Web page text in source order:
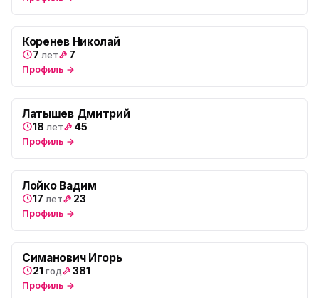
ю
Юмедиа Сервис в Колпино
ул. Тверская 60, Колпино
Коренев Николай
7 лет 7
Профиль →
Латышев Дмитрий
18 лет 45
Профиль →
Лойко Вадим
17 лет 23
Профиль →
Симанович Игорь
21 год 381
Профиль →